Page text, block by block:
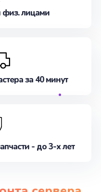
физ. лицами
за 40 минут
- до 3-х лет